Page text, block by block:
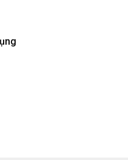
PNM-49W2KD số lượng